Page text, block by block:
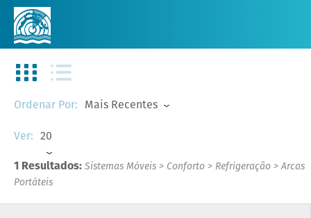
Ordenar Por: Mais Recentes
Ver: 20
1 Resultados: Sistemas Móveis > Conforto > Refrigeração >Arcas
Portáteis